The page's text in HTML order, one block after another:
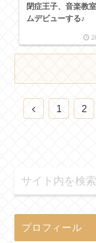
閉症王子、音楽教
ムデビューする♪
1 2
プロフィール